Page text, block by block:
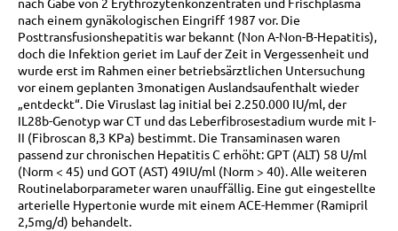
nach einem gynäkologischen Eingriff 1987 vor. Die
Posttransfusionshepatitis war bekannt (Non A-Non-B-Hepatitis),
doch die Infektion geriet im Lauf der Zeit in Vergessenheit und
wurde erst im Rahmen einer betriebsärztlichen Untersuchung
vor einem geplanten 3monatigen Auslandsaufenthalt wieder
„entdeckt“. Die Viruslast lag initial bei 2.250.000 IU/ml, der
IL28b-Genotyp war CT und das Leberfibrosestadium wurde mit I-
II (Fibroscan 8,3 KPa) bestimmt. Die Transaminasen waren
passend zur chronischen Hepatitis C erhöht: GPT (ALT) 58 U/ml
(Norm < 45) und GOT (AST) 49IU/ml (Norm > 40). Alle weiteren
Routinelaborparameter waren unauffällig. Eine gut eingestellte
arterielle Hypertonie wurde mit einem ACE-Hemmer (Ramipril
2,5mg/d) behandelt.